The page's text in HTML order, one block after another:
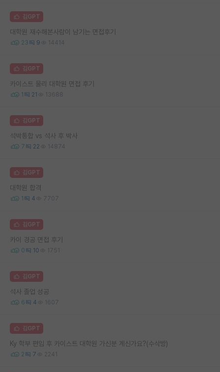
김GPT
대학원 재수해본사람이 남기는 면접후기
23 9 14414
김GPT
카이스트 물리 대학원 면접 후기
1 21 13688
김GPT
석박통합 vs 석사 후 박사
7 22 14874
김GPT
대학원 합격
1 4 7707
김GPT
카이 경공 면접 후기
0 10 1751
김GPT
석사 졸업 성공
6 4 1607
김GPT
Ky 학부 편입 후 카이스트 대학원 가신분 계신가요?(수삭방)
2 7 2241